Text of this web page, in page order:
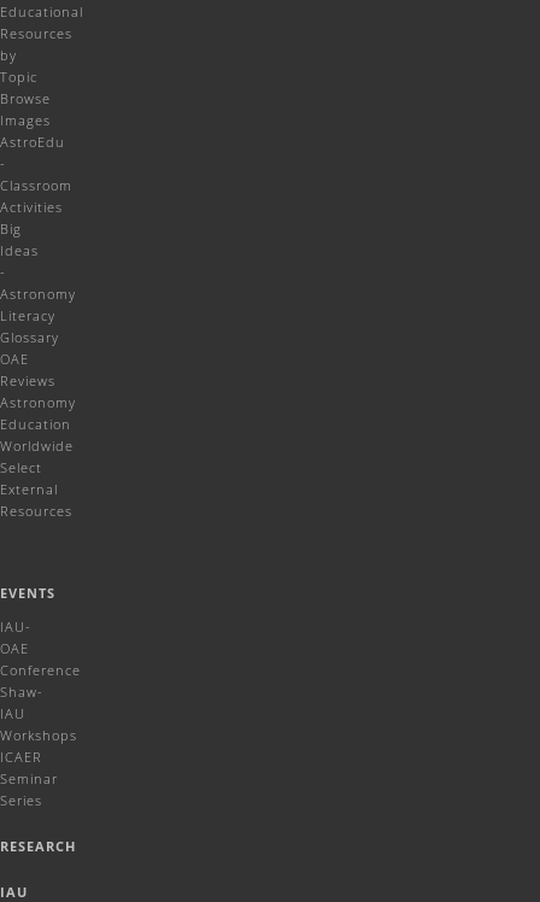
Educational
Resources
by
Topic
Browse
Images
AstroEdu
-
Classroom
Activities
Big
Ideas
-
Astronomy
Literacy
Glossary
OAE
Reviews
Astronomy
Education
Worldwide
Select
External
Resources
EVENTS
IAU-
OAE
Conference
Shaw-
IAU
Workshops
ICAER
Seminar
Series
RESEARCH
IAU